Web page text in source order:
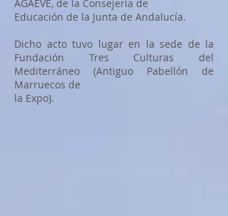
AGAEVE, de la Consejería de
Educación de la Junta de Andalucía.
Dicho acto tuvo lugar en la sede de la
Fundación Tres Culturas del
Mediterráneo (Antiguo Pabellón de
Marruecos de
la Expo).